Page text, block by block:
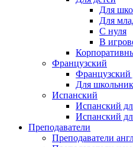
Для
Для
С нуля
В
Французский
Французский
Для
Испанский
Испанский
Испанский
Преподаватели
Преподаватели